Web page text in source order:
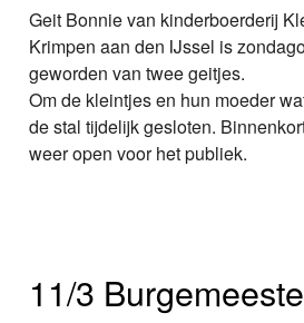
Geit Bonnie van kinderboerderij
Krimpen aan den IJssel is
geworden van twee geitjes.
Om de kleintjes en hun moeder
de stal tijdelijk gesloten.
weer open voor het publiek.
11/3